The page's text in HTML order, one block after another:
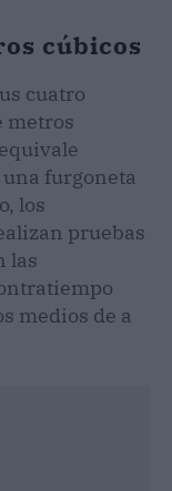
cúbicos
cuatro
metros
furgoneta
los
pruebas
las
medios de a